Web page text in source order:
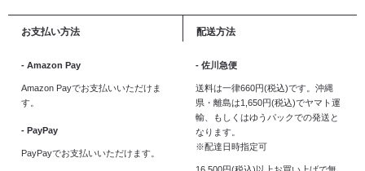
お支払い方法
- Amazon Pay
Amazon Payでお支払いいただけま
す。
- PayPay
PayPayでお支払いいただけます。
配送方法
- 佐川急便
送料は一律660円(税込)です。沖縄
県・離島は1,650円(税込)でヤマト運
輸、もしくはゆうパックでの発送と
なります。
※配達日時指定可